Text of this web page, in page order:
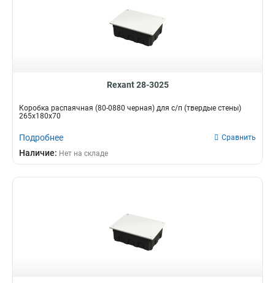
Rexant 28-3025
Коробка распаячная (80-0880 черная) для с/п (твердые стены)
265х180х70
Подробнее Сравнить
Наличие: Нет на складе